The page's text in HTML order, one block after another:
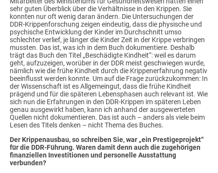
sehr guten Überblick über die Verhältnisse in den Krippen. Sie
konnten nur oft wenig daran ändern. Die Untersuchungen der
DDR-Krippenforschung zeigen eindeutig, dass die physische und
psychische Entwicklung der Kinder im Durchschnitt umso
schlechter verlief, je länger die Kinder Zeit in der Krippe verbringen
mussten. Das ist, was ich in dem Buch dokumentiere. Deshalb
trägt das Buch den Titel „Beschädigte Kindheit“: weil es darum
geht, aufzuzeigen, worüber in der DDR meist geschwiegen wurde,
nämlich wie die frühe Kindheit durch die Krippenerfahrung negativ
beeinflusst werden konnte. Um auf die Frage zurückzukommen: In
der Wissenschaft ist es Allgemeingut, dass die frühe Kindheit
prägend und für die späteren Lebensphasen auch relevant ist. Wie
sich nun die Erfahrungen in den DDR-Krippen im späteren Leben
genau ausgewirkt haben, kann ich anhand der ausgewerteten
Quellen nicht dokumentieren. Das ist auch – anders als viele beim
Lesen des Titels denken – nicht Thema des Buches.
Der Krippenausbau, so schreiben Sie, war „ein Prestigeprojekt“
für die DDR-Führung. Waren damit denn auch die zugehörigen
finanziellen Investitionen und personelle Ausstattung
verbunden?